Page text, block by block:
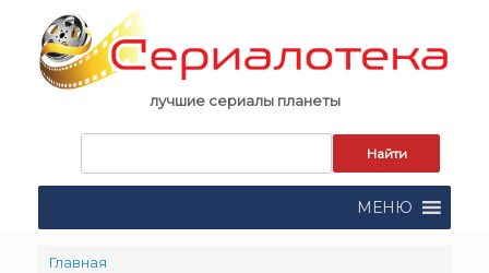
content
лучшие сериалы планеты
поиска:
МЕНЮ
Главная